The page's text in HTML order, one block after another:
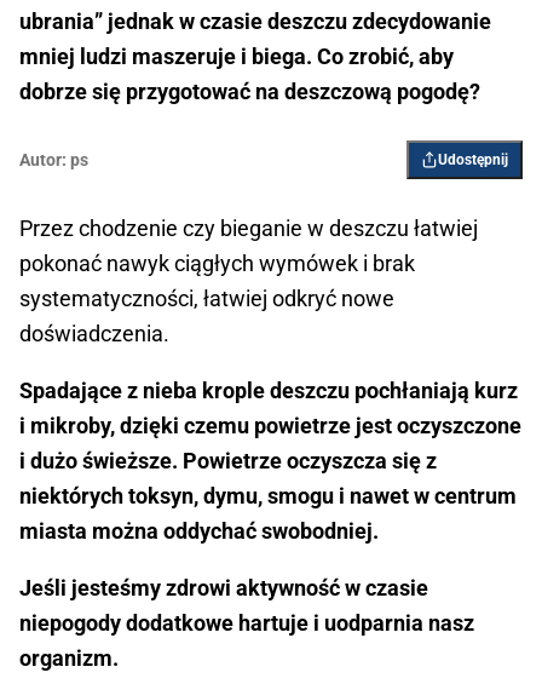
ubrania” jednak w czasie deszczu zdecydowanie
mniej ludzi maszeruje i biega. Co zrobić, aby
dobrze się przygotować na deszczową pogodę?
Autor: ps Udostępnij
Przez chodzenie czy bieganie w deszczu łatwiej
pokonać nawyk ciągłych wymówek i brak
systematyczności, łatwiej odkryć nowe
doświadczenia.
Spadające z nieba krople deszczu pochłaniają kurz
i mikroby, dzięki czemu powietrze jest oczyszczone
i dużo świeższe. Powietrze oczyszcza się z
niektórych toksyn, dymu, smogu i nawet w centrum
miasta można oddychać swobodniej.
Jeśli jesteśmy zdrowi aktywność w czasie
niepogody dodatkowe hartuje i uodparnia nasz
organizm.